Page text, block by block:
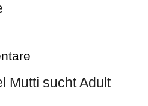
Mutti sucht Adult